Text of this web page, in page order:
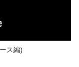
ス編)